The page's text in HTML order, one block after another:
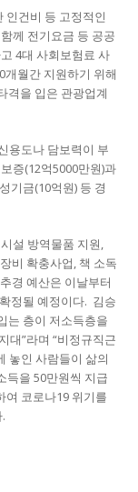
인건비 등 고정적인
께 전기요금 등 공공
4대 사회보험료 사
개월간 지원하기 위해
격을 입은 관광업계
용도나 담보력이 부
증(12억5000만원)과
기금(10억원) 등 경
설 방역물품 지원,
비 확충사업, 책 소독
경 예산은 이날부터
정될 예정이다. 김승
는 층이 저소득층을
대”라며 “비정규직근
놓인 사람들이 삶의
득을 50만원씩 지급
여 코로나19 위기를